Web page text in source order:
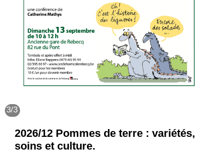
2026/10 Artichauts et asperges.
2/3
2026/11 Insérer un potager fleuri dans
un jardin d’agrément.
3/3
2026/12 Pommes de terre : variétés,
soins et culture.